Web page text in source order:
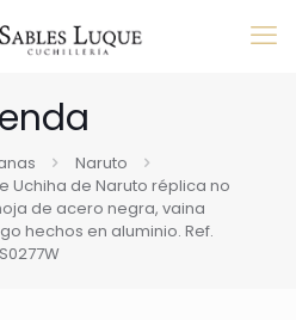
Naruto
Uchiha de Naruto réplica no
de acero negra, vaina
hechos en aluminio. Ref.
S0277W